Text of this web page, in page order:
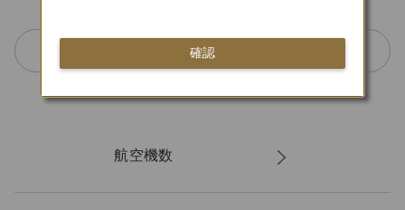
ジェットスター・ジャパン株式会社
航空機数
確認